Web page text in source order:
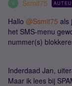
S Ssmit75
Hallo @Ssmit75 als
het SMS-menu
nummer(s)
Inderdaad Jan,
Maar ik lees bij